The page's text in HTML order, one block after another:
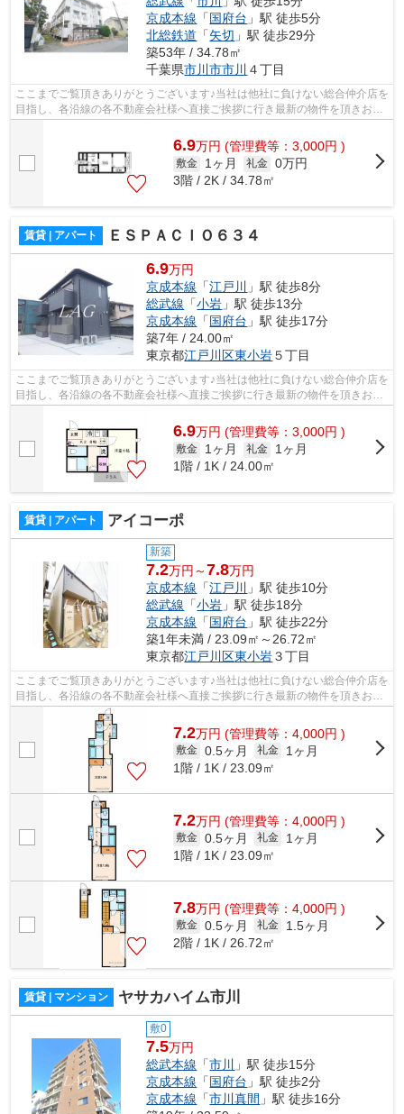
京成本線 「国府台 」駅 徒歩5分
北総鉄道 「矢切 」駅 徒歩29分
築53年 / 34.78㎡
千葉県市川市市川 ４丁目
ここまでご覧頂きありがとうございます♪当社は他社に負けない総合仲介店を
目指し、各沿線の各不動産会社様へ直接ご挨拶に行き最新の物件を頂きお客
様へ提供しております！最新の情報は...
6.9万円 (管理費等：3,000円 )
敷金 1ヶ月 礼金 0万円
3階 / 2K / 34.78㎡
賃貸 | アパート ＥＳＰＡＣＩＯ６３４
6.9万円
京成本線 「江戸川 」駅 徒歩8分
総武線 「小岩 」駅 徒歩13分
京成本線 「国府台 」駅 徒歩17分
築7年 / 24.00㎡
東京都江戸川区東小岩５丁目
ここまでご覧頂きありがとうございます♪当社は他社に負けない総合仲介店を
目指し、各沿線の各不動産会社様へ直接ご挨拶に行き最新の物件を頂きお客
様へ提供しております！最新の情報は...
6.9万円 (管理費等：3,000円 )
敷金 1ヶ月 礼金
1ヶ月
1階 / 1K / 24.00㎡
賃貸 | アパート アイコーポ
新築
7.2万円～7.8万円
京成本線 「江戸川
」駅 徒歩10分
総武線 「小岩 」駅 徒歩18分
京成本線 「国府台 」駅 徒歩22分
築1年未満 / 23.09㎡～26.72㎡
東京都江戸川区東小岩３丁目
ここまでご覧頂きありがとうございます♪当社は他社に負けない総合仲介店を
目指し、各沿線の各不動産会社様へ直接ご挨拶に行き最新の物件を頂きお客
様へ提供しております！最新の情報は...
7.2万円 (管理費等：4,000円 )
敷金 0.5ヶ月 礼金
1ヶ月
1階 / 1K / 23.09㎡
7.2万円 (管理費等：4,000円 )
敷金 0.5ヶ月 礼金
1ヶ月
1階 / 1K / 23.09㎡
7.8万円 (管理費等：4,000円 )
敷金 0.5ヶ月 礼金
1.5ヶ月
2階 / 1K / 26.72㎡
賃貸 | マンション ヤサカハイム市川
敷0
7.5万円
総武本線 「市川
」駅 徒歩15分
京成本線 「国府台 」駅 徒歩2分
京成本線 「市川真間 」駅 徒歩16分